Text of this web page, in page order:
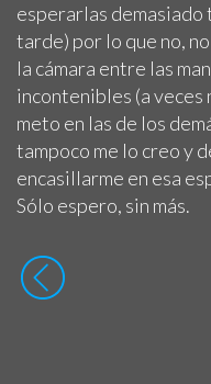
esperarlas demasiado
tarde) por lo que no,
la cámara entre las
incontenibles (a veces
meto en las de los
tampoco me lo creo y
encasillarme en esa
Sólo espero, sin más.